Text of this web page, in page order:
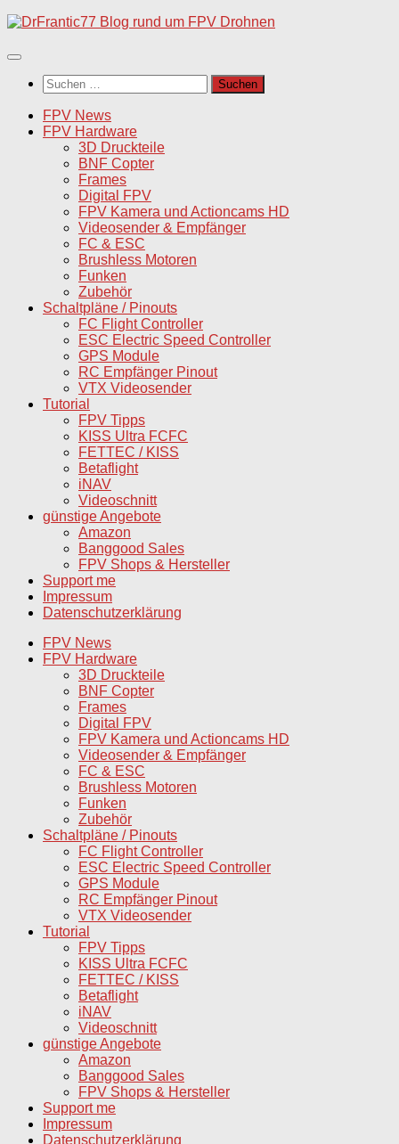
Unter
Inhalt
Suchen
nach:
FPV News
FPV Hardware
3D Druckteile
BNF Copter
Frames
Digital FPV
FPV Kamera und Actioncams HD
Videosender & Empfänger
FC & ESC
Brushless Motoren
Funken
Zubehör
Schaltpläne / Pinouts
FC Flight Controller
ESC Electric Speed Controller
GPS Module
RC Empfänger Pinout
VTX Videosender
Tutorial
FPV Tipps
KISS Ultra FCFC
FETTEC / KISS
Betaflight
iNAV
Videoschnitt
günstige Angebote
Amazon
Banggood Sales
FPV Shops & Hersteller
Support me
Impressum
Datenschutzerklärung
FPV News
FPV Hardware
3D Druckteile
BNF Copter
Frames
Digital FPV
FPV Kamera und Actioncams HD
Videosender & Empfänger
FC & ESC
Brushless Motoren
Funken
Zubehör
Schaltpläne / Pinouts
FC Flight Controller
ESC Electric Speed Controller
GPS Module
RC Empfänger Pinout
VTX Videosender
Tutorial
FPV Tipps
KISS Ultra FCFC
FETTEC / KISS
Betaflight
iNAV
Videoschnitt
günstige Angebote
Amazon
Banggood Sales
FPV Shops & Hersteller
Support me
Impressum
Datenschutzerklärung